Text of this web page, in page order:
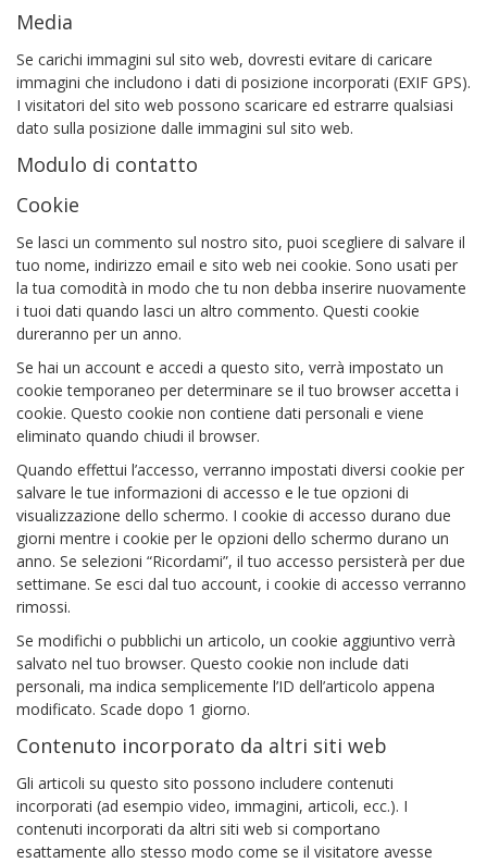
Media
Se carichi immagini sul sito web, dovresti evitare di caricare
immagini che includono i dati di posizione incorporati (EXIF GPS).
I visitatori del sito web possono scaricare ed estrarre qualsiasi
dato sulla posizione dalle immagini sul sito web.
Modulo di contatto
Cookie
Se lasci un commento sul nostro sito, puoi scegliere di salvare il
tuo nome, indirizzo email e sito web nei cookie. Sono usati per
la tua comodità in modo che tu non debba inserire nuovamente
i tuoi dati quando lasci un altro commento. Questi cookie
dureranno per un anno.
Se hai un account e accedi a questo sito, verrà impostato un
cookie temporaneo per determinare se il tuo browser accetta i
cookie. Questo cookie non contiene dati personali e viene
eliminato quando chiudi il browser.
Quando effettui l’accesso, verranno impostati diversi cookie per
salvare le tue informazioni di accesso e le tue opzioni di
visualizzazione dello schermo. I cookie di accesso durano due
giorni mentre i cookie per le opzioni dello schermo durano un
anno. Se selezioni “Ricordami”, il tuo accesso persisterà per due
settimane. Se esci dal tuo account, i cookie di accesso verranno
rimossi.
Se modifichi o pubblichi un articolo, un cookie aggiuntivo verrà
salvato nel tuo browser. Questo cookie non include dati
personali, ma indica semplicemente l’ID dell’articolo appena
modificato. Scade dopo 1 giorno.
Contenuto incorporato da altri siti web
Gli articoli su questo sito possono includere contenuti
incorporati (ad esempio video, immagini, articoli, ecc.). I
contenuti incorporati da altri siti web si comportano
esattamente allo stesso modo come se il visitatore avesse